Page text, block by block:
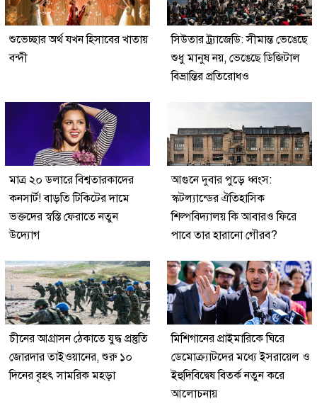
শুভেচ্ছার অর্থ যখন হিসাবের খাতায়
বন্দী
সিউতার ট্র্যাজেডি: সীমান্ত ভেঙেছে
শুধু মানুষ নয়, ভেঙেছে ডিজিটাল
বিভ্রান্তির প্রতিরোধও
মাত্র ২০ ডলারে বিশ্বতারকাদের
কনসার্ট! বাড়তি টিকিটের দামে
ভক্তদের স্বস্তি ফেরাতে নতুন
উদ্যোগ
আগুনে দুবার পুড়ে ধ্বংস:
স্কটল্যান্ডের ঐতিহাসিক
শিল্পবিদ্যালয় কি আবারও ফিরে
পাবে তার হারানো গৌরব?
চীনের আগ্রাসন ঠেকাতে যুদ্ধ প্রস্তুতি
জোরদার তাইওয়ানের, শুরু ১০
দিনের বৃহৎ সামরিক মহড়া
মিশিগানের প্রাইমারিকে ঘিরে
ডেমোক্র্যাটদের মধ্যে ইসরায়েল ও
ইহুদিবিদ্বেষ বিতর্ক নতুন করে
আলোচনায়